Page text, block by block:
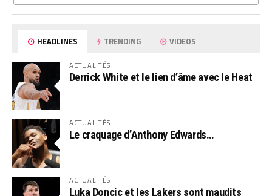
HEADLINES TRENDING VIDEOS
ACTUALITÉS
Derrick White et le lien d’âme avec le Heat
ACTUALITÉS
Le craquage d’Anthony Edwards…
ACTUALITÉS
Luka Doncic et les Lakers sont maudits